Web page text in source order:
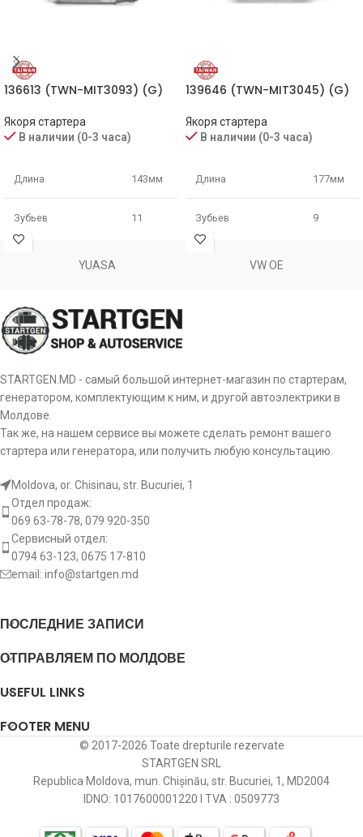
136613 (TWN-MIT3093) (G)
Якоря стартера
В наличии (0-3 часа)
Длина 143мм
Зубьев 11
139646 (TWN-MIT3045) (G)
Якоря стартера
В наличии (0-3 часа)
Длина 177мм
Зубьев 9
YUASA VW OE
STARTGEN.MD - самый большой интернет-магазин по стартерам,
генератором, комплектующим к ним, и другой автоэлектрики в
Молдове.
Так же, на нашем сервисе вы можете сделать ремонт вашего
стартера или генератора, или получить любую консультацию.
Moldova, or. Chisinau, str. Bucuriei, 1
Отдел продаж:
069 63-78-78, 079 920-350
Сервисный отдел:
0794 63-123, 0675 17-810
email: info@startgen.md
ПОСЛЕДНИЕ ЗАПИСИ
ОТПРАВЛЯЕМ ПО МОЛДОВЕ
USEFUL LINKS
FOOTER MENU
© 2017-2026 Toate drepturile rezervate
STARTGEN SRL
Republica Moldova, mun. Chișinău, str. Bucuriei, 1, MD2004
IDNO: 1017600001220 I TVA : 0509773